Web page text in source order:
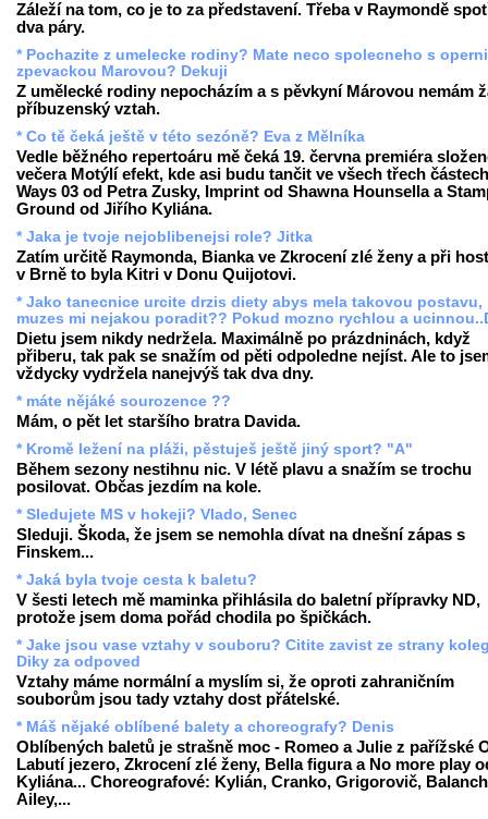
Záleží na tom, co je to za představení. Třeba v Raymondě
dva páry.
* Pochazite z umelecke rodiny? Mate neco spolecneho s operni
zpevackou Marovou? Dekuji
Z umělecké rodiny nepocházím a s pěvkyní Márovou nemám
příbuzenský vztah.
* Co tě čeká ještě v této sezóně? Eva z Mělníka
Vedle běžného repertoáru mě čeká 19. června premiéra
večera Motýlí efekt, kde asi budu tančit ve všech třech
Ways 03 od Petra Zusky, Imprint od Shawna Hounsella a
Ground od Jiřího Kyliána.
* Jaka je tvoje nejoblibenejsi role? Jitka
Zatím určitě Raymonda, Bianka ve Zkrocení zlé ženy a při
v Brně to byla Kitri v Donu Quijotovi.
* Jako tanecnice urcite drzis diety abys mela takovou postavu,
muzes mi nejakou poradit?? Pokud mozno rychlou a
Dietu jsem nikdy nedržela. Maximálně po prázdninách, když
přiberu, tak pak se snažím od pěti odpoledne nejíst. Ale to
vždycky vydržela nanejvýš tak dva dny.
* máte nějáké sourozence ??
Mám, o pět let staršího bratra Davida.
* Kromě ležení na pláži, pěstuješ ještě jiný sport? "A"
Během sezony nestihnu nic. V létě plavu a snažím se trochu
posilovat. Občas jezdím na kole.
* Sledujete MS v hokeji? Vlado, Senec
Sleduji. Škoda, že jsem se nemohla dívat na dnešní zápas s
Finskem...
* Jaká byla tvoje cesta k baletu?
V šesti letech mě maminka přihlásila do baletní přípravky ND,
protože jsem doma pořád chodila po špičkách.
* Jake jsou vase vztahy v souboru? Citite zavist ze strany
Diky za odpoved
Vztahy máme normální a myslím si, že oproti zahraničním
souborům jsou tady vztahy dost přátelské.
* Máš nějaké oblíbené balety a choreografy? Denis
Oblíbených baletů je strašně moc - Romeo a Julie z pařížské
Labutí jezero, Zkrocení zlé ženy, Bella figura a No more play
Kyliána... Choreografové: Kylián, Cranko, Grigorovič,
Ailey,...